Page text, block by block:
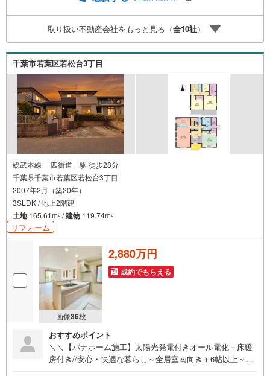
お問合せ下さいませ！・豊富な物件数で、ご希望のお家探
しが楽々できます。・売却のご相談も秘密厳守でスピーデ
ィーに対応。‥株式会社アフィオで今すぐ検索‥
取り扱い不動産会社をもっと見る（全10社）
千葉市若葉区若松台3丁目
総武本線 「四街道」駅 徒歩28分
千葉県千葉市若葉区若松台3丁目
2007年2月（築20年）
3SLDK / 地上2階建
土地165.61m2 /建物 119.74m2
リフォーム
画像36枚
2,880万円
成約でもらえる
おすすめポイント
＼＼【パナホーム施工】太陽光発電付きオール電化＋床暖
房付き//安心・快適な暮らし～全居室南向き＋6帖以上～陽